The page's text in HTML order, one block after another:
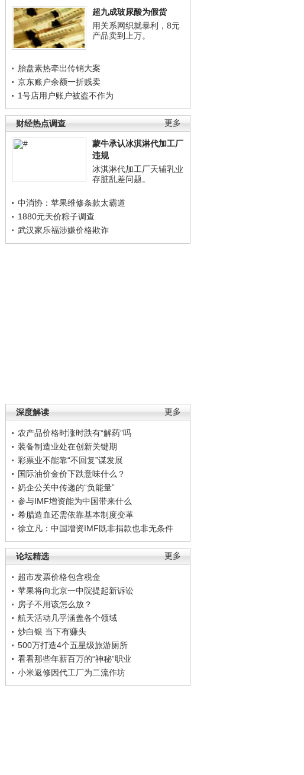
超九成玻尿酸为假货
用关系网织就暴利，8元
产品卖到上万。
胎盘素热牵出传销大案
京东账户余额一折贱卖
1号店用户账户被盗不作为
更多
财经热点调查
蒙牛承认冰淇淋代加工厂
违规
冰淇淋代加工厂天辅乳业
存脏乱差问题。
中消协：苹果维修条款太霸道
1880元天价粽子调查
武汉家乐福涉嫌价格欺诈
更多
深度解读
农产品价格时涨时跌有“解药”吗
装备制造业处在创新关键期
彩票业不能靠“不回复”谋发展
国际油价金价下跌意味什么？
奶企公关中传递的“负能量”
参与IMF增资能为中国带来什么
希腊造血还需依靠基本制度变革
徐立凡：中国增资IMF既非捐款也非无条件
更多
论坛精选
超市发票价格包含税金
苹果将向北京一中院提起新诉讼
房子不用该怎么放？
航天活动几乎涵盖各个领域
炒白银 当下有赚头
500万打造4个五星级旅游厕所
看看那些年薪百万的“神秘”职业
小米返修因代工厂为二流作坊